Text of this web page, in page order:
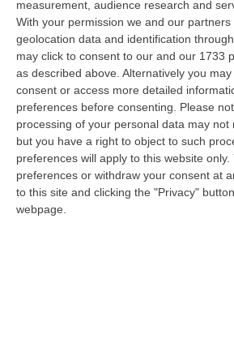
measurement, audience research and
With your permission we and our
geolocation data and identification
may click to consent to our and our 1733
as described above. Alternatively you
consent or access more detailed
preferences before consenting.
Please
processing of your personal data may not
but you have a right to object to such
preferences will apply to this website
preferences or withdraw your consent at
to this site and clicking the "Privacy"
webpage.
07 Agosto, 22:02
Renzi: «Conte? Sarebbe Delittuoso
“ROMA «Conte sta giocando la sua partita,
faranno, quando e con che formato, se a due
sarann…
07 Agosto, 21:35
Meteo, Altri 10 Giorni Di Caldo Estremo
“ROMA La tregua varrà fino a domani: dopo il
rosso per tutte le 27 città monitorate e oggi con
07 Agosto, 20:33